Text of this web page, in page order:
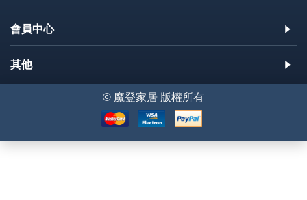
會員中心
其他
© 魔登家居 版權所有